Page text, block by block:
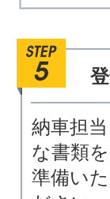
納車担
な書類
準備い